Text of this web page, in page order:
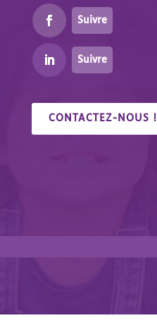
Suivre
Suivre
CONTACTEZ-NOUS !